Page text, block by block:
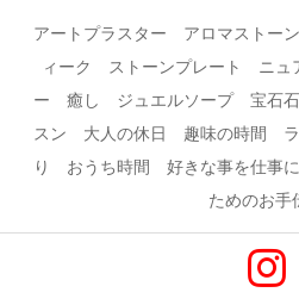
アートプラスター アロマスト
ィーク ストーンプレート ニュ
ー 癒し ジュエルソープ 宝石
スン 大人の休日 趣味の時間
り おうち時間 好きな事を仕事
ためのお手